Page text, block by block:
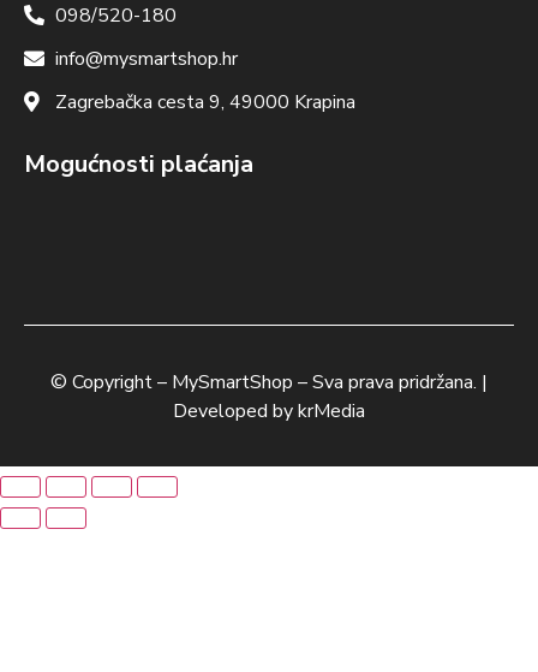
098/520-180
info@mysmartshop.hr
Zagrebačka cesta 9, 49000 Krapina
Mogućnosti plaćanja
© Copyright – MySmartShop – Sva prava pridržana. |
Developed bykrMedia